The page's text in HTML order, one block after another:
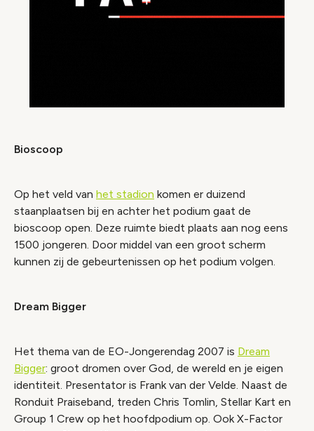
Bioscoop
Op het veld van het stadion komen er duizend
staanplaatsen bij en achter het podium gaat de
bioscoop open. Deze ruimte biedt plaats aan nog eens
1500 jongeren. Door middel van een groot scherm
kunnen zij de gebeurtenissen op het podium volgen.
Dream Bigger
Het thema van de EO-Jongerendag 2007 is Dream
Bigger: groot dromen over God, de wereld en je eigen
identiteit. Presentator is Frank van der Velde. Naast de
Ronduit Praiseband, treden Chris Tomlin, Stellar Kart en
Group 1 Crew op het hoofdpodium op. Ook X-Factor